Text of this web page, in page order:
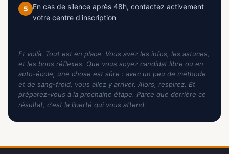
5
En cas de silence après 48h, contactez activement
votre centre d'inscription
Et voilà. Tout est en place. Vous avez les infos, les astuces,
et les bons réflexes. Que vous soyez candidat libre ou en
auto-école, une chose est sûre : avec un peu de méthode
et de sang-froid, vous allez y arriver. Alors, respirez. Et
préparez-vous à la prochaine étape. Parce que derrière ce
résultat, c'est la liberté qui vous attend.